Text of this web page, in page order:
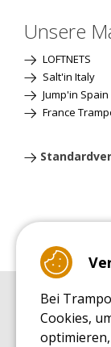
Unsere
LOFTNETS
Salt'in Italy
Jump'in Spain
France
EINKAUFSRATGEBER
Einkaufsratgeber
Bei
Cookies,